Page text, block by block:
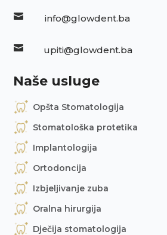
 info@glowdent.ba
 upiti@glowdent.ba
Naše usluge
Opšta Stomatologija
Stomatološka protetika
Implantologija
Ortodoncija
Izbjeljivanje zuba
Oralna hirurgija
Dječija stomatologija